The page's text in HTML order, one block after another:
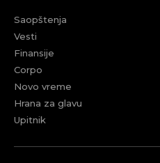
Saopštenja
Vesti
Finansije
Corpo
Novo vreme
Hrana za glavu
Upitnik